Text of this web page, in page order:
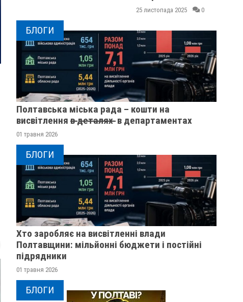
БЛОГИ
Полтавська міська рада – кошти на
висвітлення в̶ ̶д̶е̶т̶а̶л̶я̶х̶ ̶ в департаментах
01 травня 2026
БЛОГИ
Хто заробляє на висвітленні влади
Полтавщини: мільйонні бюджети і постійні
підрядники
01 травня 2026
БЛОГИ